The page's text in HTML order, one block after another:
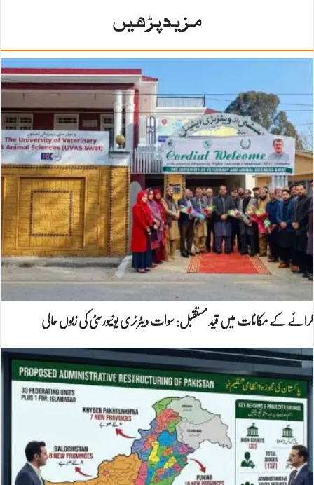
مزید پڑھیں
کرائے کے مکانات میں قید مستقبل: سوات ویٹرنری یونیورسٹی کی زبوں حالی